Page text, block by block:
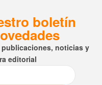
boletín
noticias y
editorial